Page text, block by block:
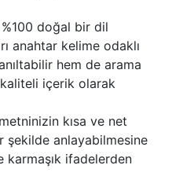
doğal bir dil
anahtar kelime odaklı
hem de arama
içerik olarak
kısa ve net
şekilde anlayabilmesine
karmaşık ifadelerden